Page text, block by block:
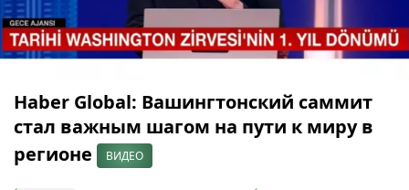
Haber Global: Вашингтонский саммит
стал важным шагом на пути к миру в
регионе
ВИДЕО